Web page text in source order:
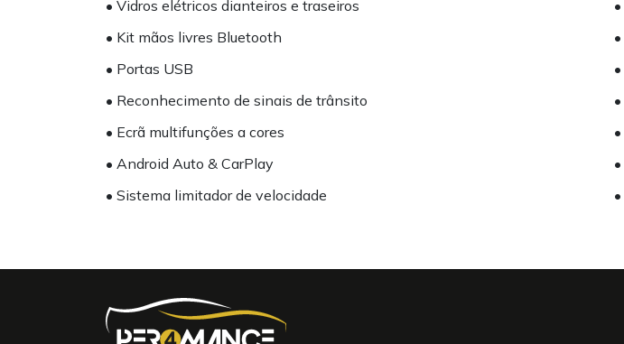
• Vidros elétricos dianteiros e traseiros
• Kit mãos livres Bluetooth
• Portas USB
• Reconhecimento de sinais de trânsito
• Ecrã multifunções a cores
• Android Auto & CarPlay
• Sistema limitador de velocidade